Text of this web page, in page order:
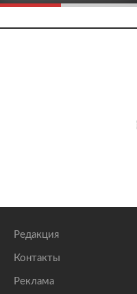
Редакция
Контакты
Реклама